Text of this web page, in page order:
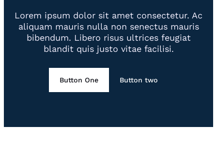
Lorem ipsum dolor sit amet consectetur. Ac
aliquam mauris nulla non senectus mauris
bibendum. Libero risus ultrices feugiat
blandit quis justo vitae facilisi.
Button One Button two